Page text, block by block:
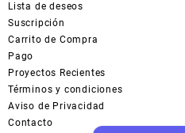
Lista de deseos
Suscripción
Carrito de Compra
Pago
Proyectos Recientes
Términos y condiciones
Aviso de Privacidad
Contacto